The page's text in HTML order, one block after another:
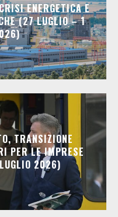
ENERGETICA E
(27 LUGLIO – 1
TRANSIZIONE
PER LE IMPRESE
2026)